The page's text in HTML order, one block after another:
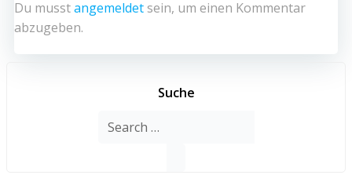
Du musstangemeldet sein, um einen Kommentar
abzugeben.
Suche
Search